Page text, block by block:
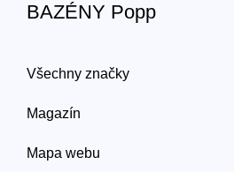
BAZÉNY Popp
Všechny značky
Magazín
Mapa webu